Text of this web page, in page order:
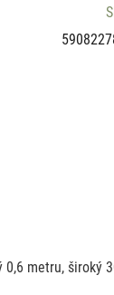
metru, široký